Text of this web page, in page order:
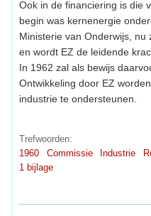
Ook in de financiering is die
begin was kernenergie
Ministerie van Onderwijs,
en wordt EZ de leidende
In 1962 zal als bewijs
Ontwikkeling door EZ
industrie te ondersteunen.
Trefwoorden:
1960
Commissie Industrie
1 bijlage